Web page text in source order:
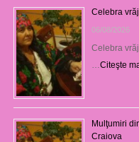
Celebra
06/08/2026
Celebra
Citeşte
Mulţumiri
Craiova